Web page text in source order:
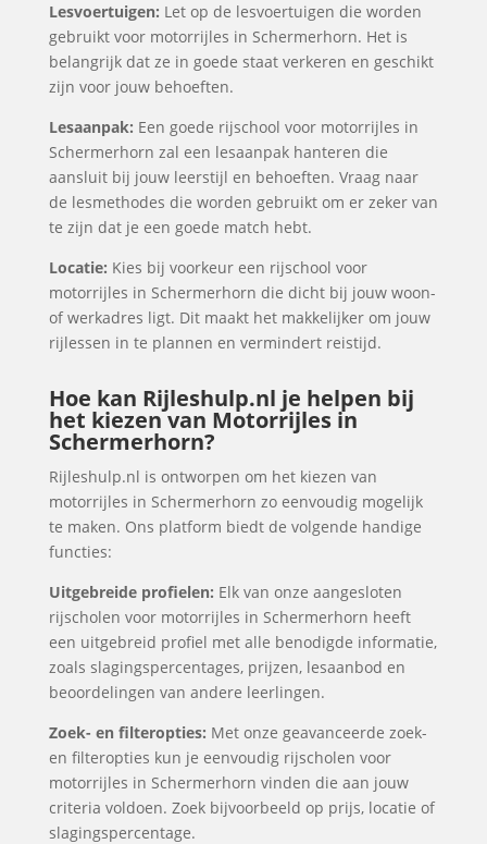
Lesvoertuigen: Let op de lesvoertuigen die worden
gebruikt voor motorrijles in Schermerhorn. Het is
belangrijk dat ze in goede staat verkeren en geschikt
zijn voor jouw behoeften.
Lesaanpak: Een goede rijschool voor motorrijles in
Schermerhorn zal een lesaanpak hanteren die
aansluit bij jouw leerstijl en behoeften. Vraag naar
de lesmethodes die worden gebruikt om er zeker van
te zijn dat je een goede match hebt.
Locatie: Kies bij voorkeur een rijschool voor
motorrijles in Schermerhorn die dicht bij jouw woon-
of werkadres ligt. Dit maakt het makkelijker om jouw
rijlessen in te plannen en vermindert reistijd.
Hoe kan Rijleshulp.nl je helpen bij
het kiezen van Motorrijles in
Schermerhorn?
Rijleshulp.nl is ontworpen om het kiezen van
motorrijles in Schermerhorn zo eenvoudig mogelijk
te maken. Ons platform biedt de volgende handige
functies:
Uitgebreide profielen: Elk van onze aangesloten
rijscholen voor motorrijles in Schermerhorn heeft
een uitgebreid profiel met alle benodigde informatie,
zoals slagingspercentages, prijzen, lesaanbod en
beoordelingen van andere leerlingen.
Zoek- en filteropties: Met onze geavanceerde zoek-
en filteropties kun je eenvoudig rijscholen voor
motorrijles in Schermerhorn vinden die aan jouw
criteria voldoen. Zoek bijvoorbeeld op prijs, locatie of
slagingspercentage.